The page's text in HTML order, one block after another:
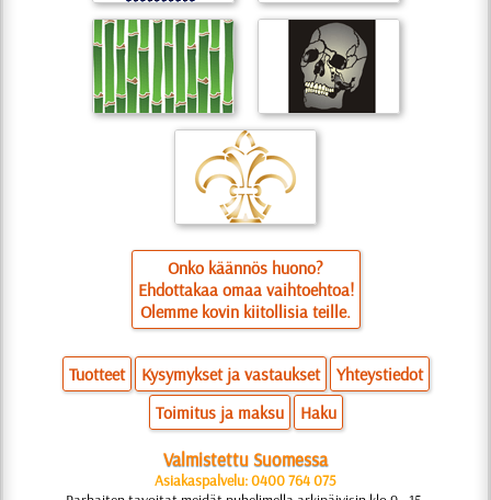
Onko käännös huono?
Ehdottakaa omaa vaihtoehtoa!
Olemme kovin kiitollisia teille.
Tuotteet Kysymykset ja vastaukset
Yhteystiedot
Toimitus ja maksu
Haku
Valmistettu Suomessa
Asiakaspalvelu: 0400 764 075